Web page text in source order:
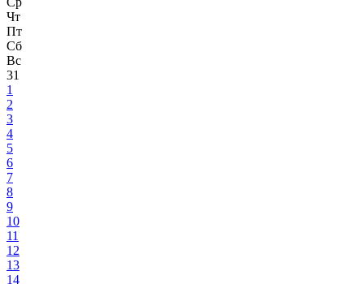
Чт
Пт
Сб
Вс
31
1
2
3
4
5
6
7
8
9
10
11
12
13
14